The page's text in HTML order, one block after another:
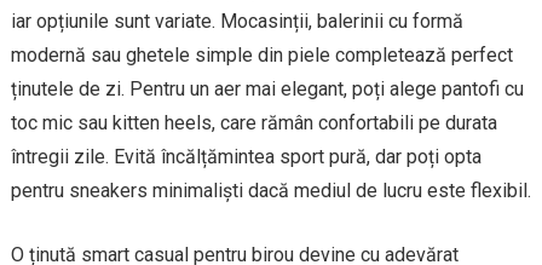
iar opțiunile sunt variate. Mocasinții, balerinii cu formă
modernă sau ghetele simple din piele completează perfect
ținutele de zi. Pentru un aer mai elegant, poți alege pantofi cu
toc mic sau kitten heels, care rămân confortabili pe durata
întregii zile. Evită încălțămintea sport pură, dar poți opta
pentru sneakers minimaliști dacă mediul de lucru este flexibil.
O ținută smart casual pentru birou devine cu adevărat